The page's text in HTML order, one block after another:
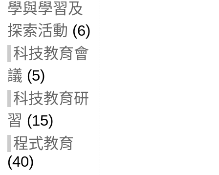
學與學習及
探索活動 (6)
科技教育會
議 (5)
科技教育研
習 (15)
程式教育
(40)